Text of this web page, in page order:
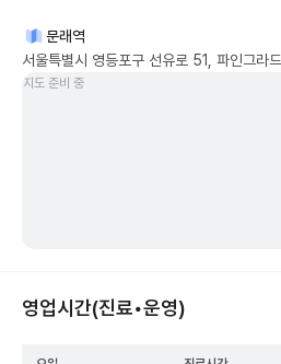
문래역
서울특별시 영등포구 선유로 51, 파인그라
지도 준비 중
영업시간(진료•운영)